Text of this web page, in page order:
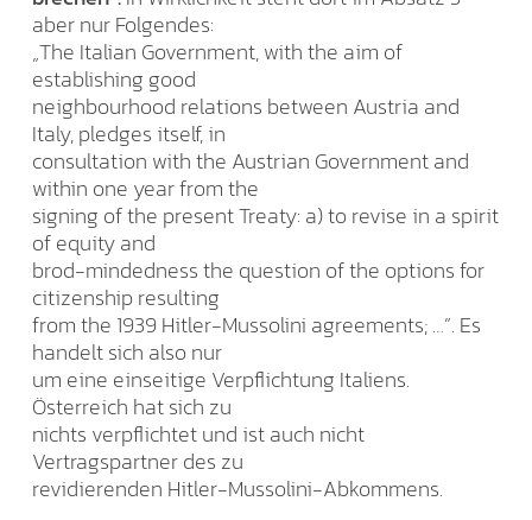
aber nur Folgendes:
„The Italian Government, with the aim of
establishing good
neighbourhood relations between Austria and
Italy, pledges itself, in
consultation with the Austrian Government and
within one year from the
signing of the present Treaty: a) to revise in a spirit
of equity and
brod-mindedness the question of the options for
citizenship resulting
from the 1939 Hitler-Mussolini agreements; …”. Es
handelt sich also nur
um eine einseitige Verpflichtung Italiens.
Österreich hat sich zu
nichts verpflichtet und ist auch nicht
Vertragspartner des zu
revidierenden Hitler-Mussolini-Abkommens.